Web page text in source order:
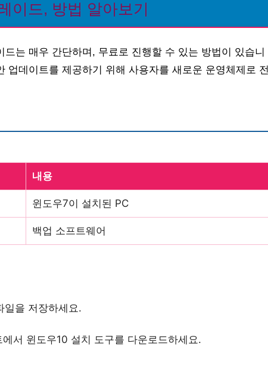
이드, 방법 알아보기
는 매우 간단하며, 무료로 진행할 수 있는 방법이 있습니
업데이트를 제공하기 위해 사용자를 새로운 운영체제로 전
내용
윈도우7이 설치된 PC
백업 소프트웨어
일을 저장하세요.
서 윈도우10 설치 도구를 다운로드하세요.